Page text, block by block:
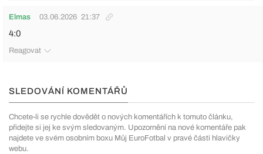
Elmas 03.06.2026 21:37
4:0
Reagovat
SLEDOVÁNÍ KOMENTÁŘŮ
Chcete-li se rychle dovědět o nových komentářích k tomuto článku,
přidejte si jej ke svým sledovaným. Upozornění na nové komentáře pak
najdete ve svém osobním boxu Můj EuroFotbal v pravé části hlavičky
webu.